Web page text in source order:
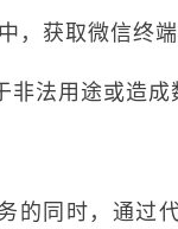
获取微信终端
法用途或造成
的同时，通过